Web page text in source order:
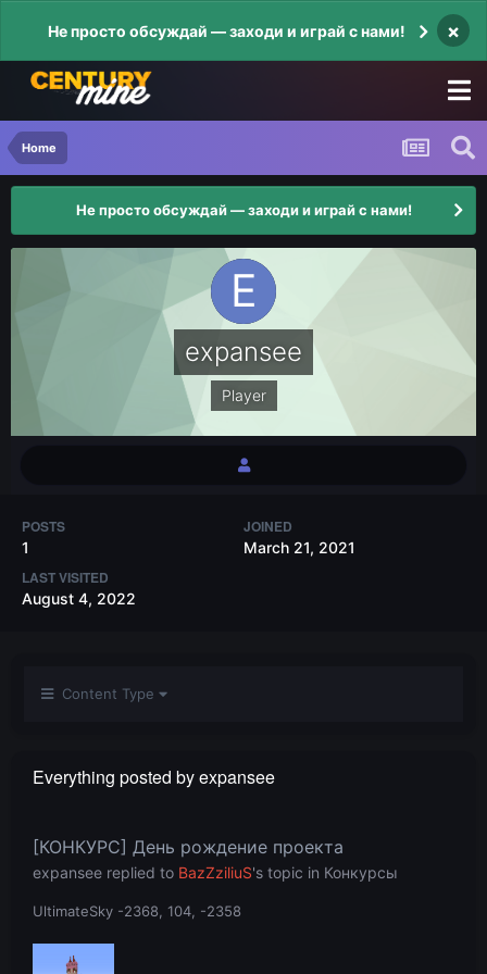
Не просто обсуждай — заходи и играй с нами! ×
Home
Не просто обсуждай — заходи и играй с нами!
expansee
Player
POSTS
1
JOINED
March 21, 2021
LAST VISITED
August 4, 2022
Content Type
Everything posted by expansee
[КОНКУРС] День рождение проекта
expansee replied to BazZziliuS's topic in Конкурсы
UltimateSky -2368, 104, -2358